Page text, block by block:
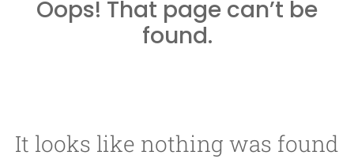
Oops! That page can’t be
found.
It looks like nothing was found